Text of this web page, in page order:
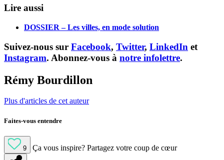
Lire aussi
DOSSIER – Les villes, en mode solution
Suivez-nous sur Facebook, Twitter, LinkedIn et
Instagram. Abonnez-vous à notre infolettre.
Rémy Bourdillon
Plus d'articles de cet auteur
Faites-vous entendre
9 Ça vous inspire? Partagez votre coup de cœur